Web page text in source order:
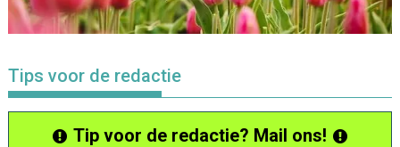
Tips voor de redactie
Tip voor de redactie? Mail ons!